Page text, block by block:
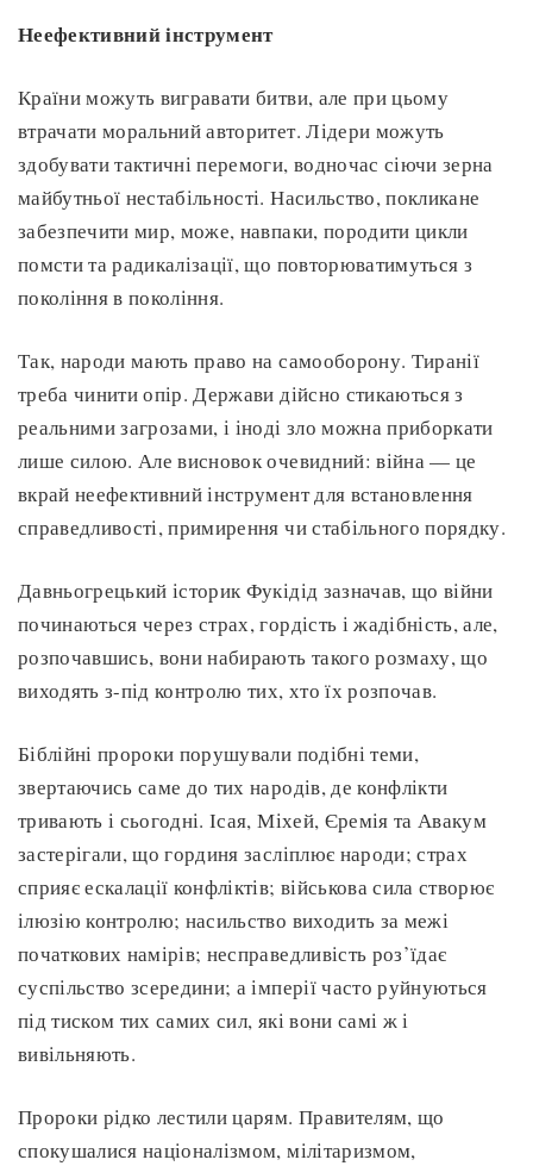
Неефективний інструмент
Країни можуть вигравати битви, але при цьому
втрачати моральний авторитет. Лідери можуть
здобувати тактичні перемоги, водночас сіючи зерна
майбутньої нестабільності. Насильство, покликане
забезпечити мир, може, навпаки, породити цикли
помсти та радикалізації, що повторюватимуться з
покоління в покоління.
Так, народи мають право на самооборону. Тиранії
треба чинити опір. Держави дійсно стикаються з
реальними загрозами, і іноді зло можна приборкати
лише силою. Але висновок очевидний: війна — це
вкрай неефективний інструмент для встановлення
справедливості, примирення чи стабільного порядку.
Давньогрецький історик Фукідід зазначав, що війни
починаються через страх, гордість і жадібність, але,
розпочавшись, вони набирають такого розмаху, що
виходять з-під контролю тих, хто їх розпочав.
Біблійні пророки порушували подібні теми,
звертаючись саме до тих народів, де конфлікти
тривають і сьогодні. Ісая, Міхей, Єремія та Авакум
застерігали, що гординя засліплює народи; страх
сприяє ескалації конфліктів; військова сила створює
ілюзію контролю; насильство виходить за межі
початкових намірів; несправедливість роз’їдає
суспільство зсередини; а імперії часто руйнуються
під тиском тих самих сил, які вони самі ж і
вивільняють.
Пророки рідко лестили царям. Правителям, що
спокушалися націоналізмом, мілітаризмом,